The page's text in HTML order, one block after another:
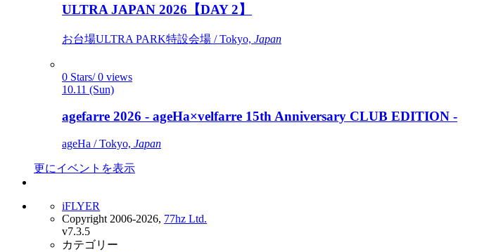
ULTRA JAPAN 2026【DAY 2】
お台場ULTRA PARK特設会場 / Tokyo, Japan
0 Stars/ 0 views
10.11 (Sun)
agefarre 2026 - ageHa×velfarre 15th Anniversary CLUB EDITION -
ageHa / Tokyo, Japan
更にイベントを表示
iFLYER
Copyright 2006-2026, 77hz Ltd.
v7.3.5
カテゴリー